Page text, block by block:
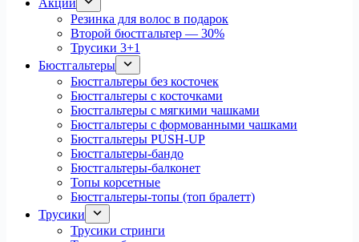
Акции
Резинка для волос в подарок
Второй бюстгальтер — 30%
Трусики 3+1
Бюстгальтеры
Бюстгальтеры без косточек
Бюстгальтеры с косточками
Бюстгальтеры с мягкими чашками
Бюстгальтеры с формованными чашками
Бюстгальтеры PUSH-UP
Бюстгальтеры-бандо
Бюстгальтеры-балконет
Топы корсетные
Бюстгальтеры-топы (топ бралетт)
Трусики
Трусики стринги